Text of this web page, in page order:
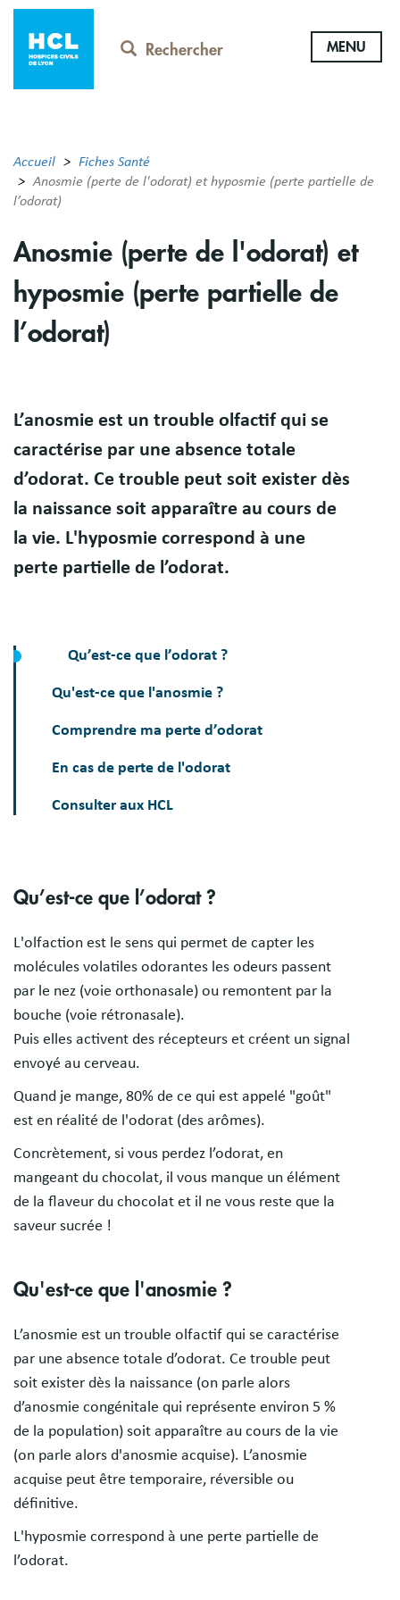
Aller
contenu
principal
Rechercher MENU
Accueil
Fiches Santé
Anosmie (perte de l'odorat) et hyposmie (perte partielle de
l’odorat)
Anosmie (perte de l'odorat) et
hyposmie (perte partielle de
l’odorat)
Résumé
L’anosmie est un trouble olfactif qui se
caractérise par une absence totale
d’odorat. Ce trouble peut soit exister dès
la naissance soit apparaître au cours de
la vie. L'hyposmie correspond à une
perte partielle de l’odorat.
Qu’est-ce que l’odorat ?
Qu'est-ce que l'anosmie ?
Comprendre ma perte d’odorat
En cas de perte de l'odorat
Consulter aux HCL
Qu’est-ce que l’odorat ?
L'olfaction est le sens qui permet de capter les
molécules volatiles odorantes les odeurs passent
par le nez (voie orthonasale) ou remontent par la
bouche (voie rétronasale).
Puis elles activent des récepteurs et créent un signal
envoyé au cerveau.
Quand je mange, 80% de ce qui est appelé "goût"
est en réalité de l'odorat (des arômes).
Concrètement, si vous perdez l’odorat, en
mangeant du chocolat, il vous manque un élément
de la flaveur du chocolat et il ne vous reste que la
saveur sucrée !
Qu'est-ce que l'anosmie ?
L’anosmie est un trouble olfactif qui se caractérise
par une absence totale d’odorat. Ce trouble peut
soit exister dès la naissance (on parle alors
d’anosmie congénitale qui représente environ 5 %
de la population) soit apparaître au cours de la vie
(on parle alors d'anosmie acquise). L’anosmie
acquise peut être temporaire, réversible ou
définitive.
L'hyposmie correspond à une perte partielle de
l’odorat.